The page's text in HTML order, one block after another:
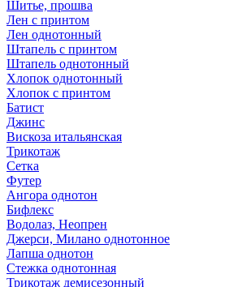
Шитье, прошва
Лен с принтом
Лен однотонный
Штапель с принтом
Штапель однотонный
Хлопок однотонный
Хлопок с принтом
Батист
Джинс
Вискоза итальянская
Трикотаж
Сетка
Футер
Ангора однотон
Бифлекс
Водолаз, Неопрен
Джерси, Милано однотонное
Лапша однотон
Стежка однотонная
Трикотаж демисезонный